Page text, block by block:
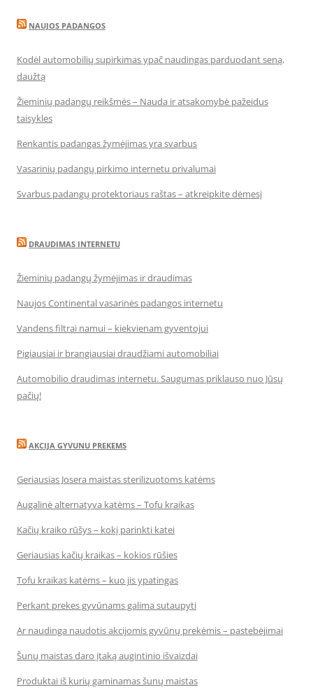
NAUJOS PADANGOS
Kodėl automobilių supirkimas ypač naudingas parduodant seną,
daužtą
Žieminių padangų reikšmės – Nauda ir atsakomybė pažeidus
taisykles
Renkantis padangas žymėjimas yra svarbus
Vasarinių padangų pirkimo internetu privalumai
Svarbus padangų protektoriaus raštas – atkreipkite dėmesį
DRAUDIMAS INTERNETU
Žieminių padangų žymėjimas ir draudimas
Naujos Continental vasarinės padangos internetu
Vandens filtrai namui – kiekvienam gyventojui
Pigiausiai ir brangiausiai draudžiami automobiliai
Automobilio draudimas internetu. Saugumas priklauso nuo Jūsų
pačių!
AKCIJA GYVUNU PREKEMS
Geriausias Josera maistas sterilizuotoms katėms
Augalinė alternatyva katėms – Tofu kraikas
Kačių kraiko rūšys – kokį parinkti katei
Geriausias kačių kraikas – kokios rūšies
Tofu kraikas katėms – kuo jis ypatingas
Perkant prekes gyvūnams galima sutaupyti
Ar naudinga naudotis akcijomis gyvūnų prekėmis – pastebėjimai
Šunų maistas daro įtaką augintinio išvaizdai
Produktai iš kurių gaminamas šunų maistas